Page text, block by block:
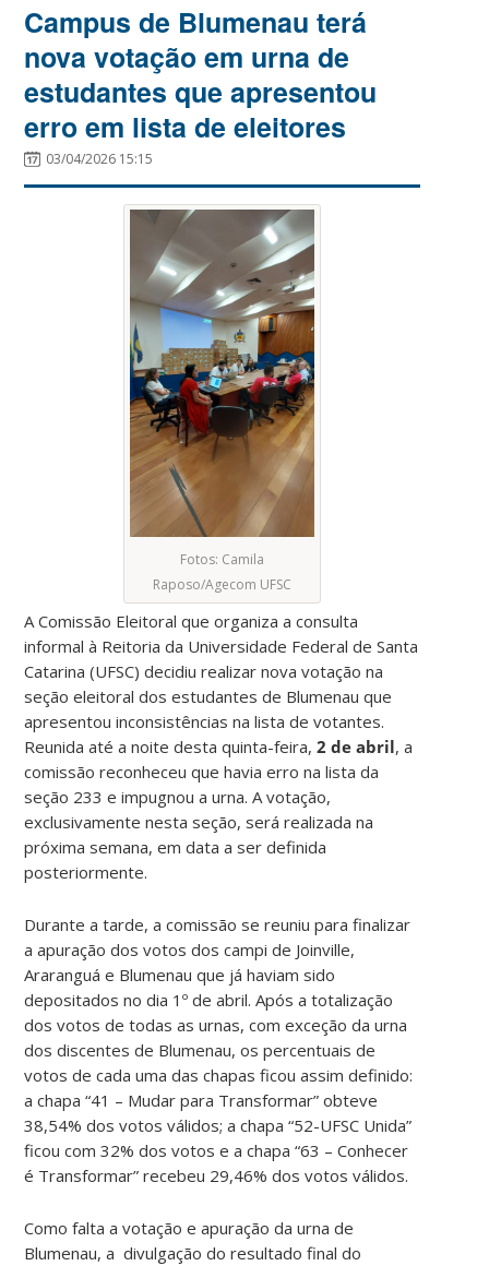
Campus de Blumenau terá
nova votação em urna de
estudantes que apresentou
erro em lista de eleitores
03/04/2026 15:15
Fotos: Camila
Raposo/Agecom UFSC
A Comissão Eleitoral que organiza a consulta
informal à Reitoria da Universidade Federal de Santa
Catarina (UFSC) decidiu realizar nova votação na
seção eleitoral dos estudantes de Blumenau que
apresentou inconsistências na lista de votantes.
Reunida até a noite desta quinta-feira,2 de abril, a
comissão reconheceu que havia erro na lista da
seção 233 e impugnou a urna. A votação,
exclusivamente nesta seção, será realizada na
próxima semana, em data a ser definida
posteriormente.
Durante a tarde, a comissão se reuniu para finalizar
a apuração dos votos dos campi de Joinville,
Araranguá e Blumenau que já haviam sido
depositados no dia 1º de abril. Após a totalização
dos votos de todas as urnas, com exceção da urna
dos discentes de Blumenau, os percentuais de
votos de cada uma das chapas ficou assim definido:
a chapa “41 – Mudar para Transformar” obteve
38,54% dos votos válidos; a chapa “52-UFSC Unida”
ficou com 32% dos votos e a chapa “63 – Conhecer
é Transformar” recebeu 29,46% dos votos válidos.
Como falta a votação e apuração da urna de
Blumenau, a divulgação do resultado final do